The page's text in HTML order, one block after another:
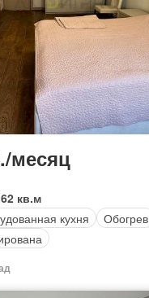
месяц
62 кв.м
кухня
Обогрев